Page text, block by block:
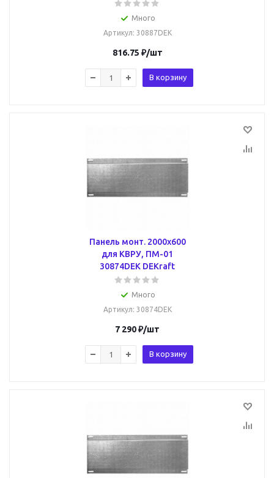
Много
Артикул: 30887DEK
816.75 ₽/шт
В корзину
Панель монт. 2000х600
для КВРУ, ПМ-01
30874DEK DEKraft
Много
Артикул: 30874DEK
7 290₽/шт
В корзину